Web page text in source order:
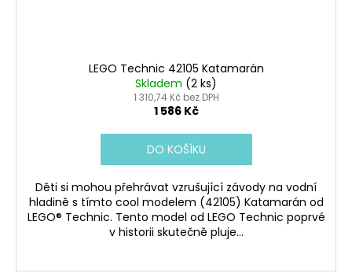
LEGO Technic 42105 Katamarán
Skladem (2 ks)
1 310,74 Kč bez DPH
1 586 Kč
DO KOŠÍKU
Děti si mohou přehrávat vzrušující závody na vodní
hladině s tímto cool modelem (42105) Katamarán od
LEGO® Technic. Tento model od LEGO Technic poprvé
v historii skutečně pluje...